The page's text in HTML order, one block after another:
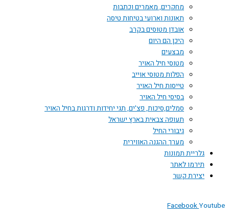
מחקרים, מאמרים וכתבות
תאונות וארועי בטיחות טיסה
אובדן מטוסים בקרב
היכן הם היום
מבצעים
מטוסי חיל האויר
הפלות מטוסי אוייב
טייסות חיל האויר
בסיסי חיל האויר
סמלים,סיכות, פצ'ים, תגי יחידות ודרגות בחיל האויר
תעופה צבאית בארץ ישראל
גיבורי החיל
מערך ההגנה האווירית
גלריית תמונות
תירמו לאתר
יצירת קשר
FacebookYoutube